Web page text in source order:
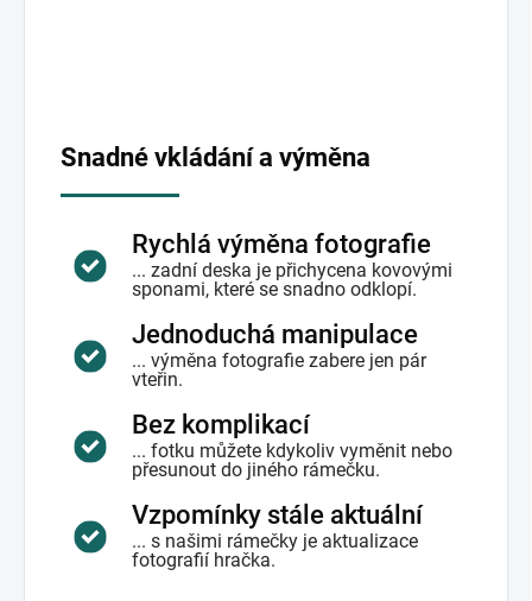
Snadné vkládání a výměna
Rychlá výměna fotografie
... zadní deska je přichycena kovovými
sponami, které se snadno odklopí.
Jednoduchá manipulace
... výměna fotografie zabere jen pár
vteřin.
Bez komplikací
... fotku můžete kdykoliv vyměnit nebo
přesunout do jiného rámečku.
Vzpomínky stále aktuální
... s našimi rámečky je aktualizace
fotografií hračka.